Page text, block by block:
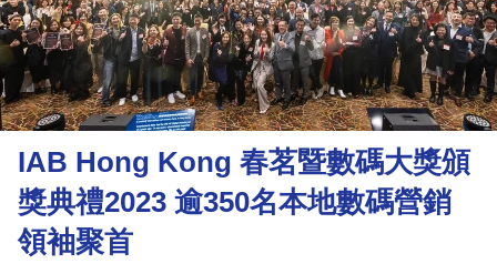
資
樓
市
理
財
商
IAB Hong Kong 春茗暨數碼大獎頒
獎典禮2023 逾350名本地數碼營銷
領袖聚首